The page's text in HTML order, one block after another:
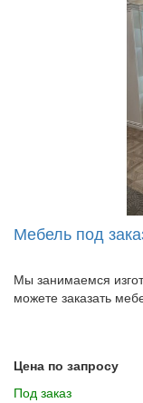
Мебель под
Мы занимаемся
можете заказать
Цена по запросу
Под заказ